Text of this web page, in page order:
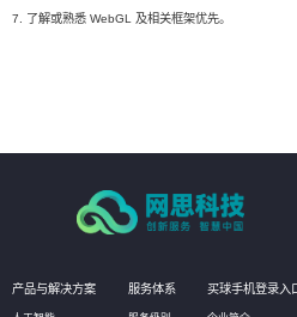
7. 了解或熟悉 WebGL 及相关框架优先。
产品与解决方案 服务体系 买球手机登录入